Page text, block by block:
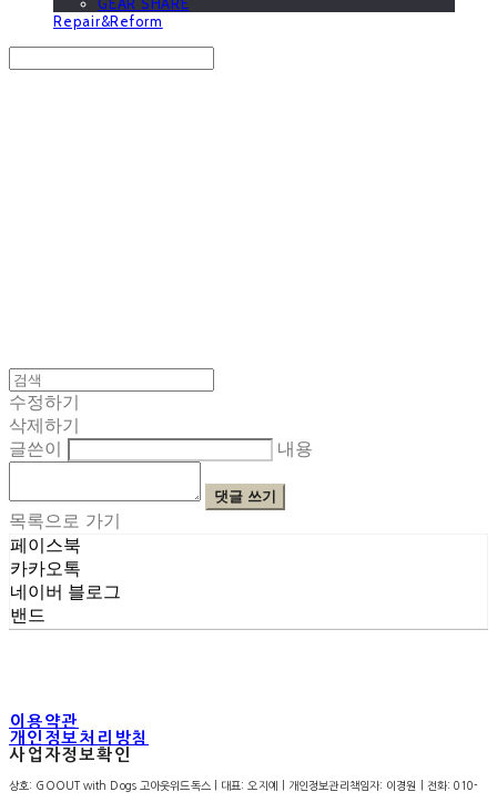
Repair&Reform
수정하기
삭제하기
글쓴이
내용
댓글 쓰기
목록으로 가기
페이스북
카카오톡
네이버 블로그
밴드
이용약관
개인정보처리방침
사업자정보확인
상호: GOOUT with Dogs 고아웃위드독스 | 대표: 오지예 | 개인정보관리책임자: 이경원 | 전화: 010-